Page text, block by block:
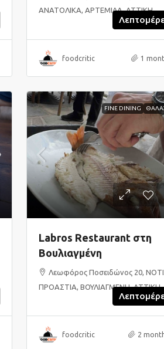
ΑΝΑΤΟΛΙΚΑ, ΑΡΤΕΜΙΔΑ, ΑΤΤΙΚΗ
foodcritic 1
FINE DINING
Labros Restaurant στη
Βουλιαγμένη
Λεωφόρος Ποσειδώνος 20,
ΠΡΟΑΣΤΙΑ, ΒΟΥΛΙΑΓΜΕΝΗ, ΑΤΤΙΚΗ
foodcritic 2